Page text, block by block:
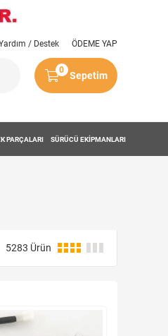
Sepetim
0
/ Destek ÖDEME YAP
PARÇALARI SÜRÜCÜ EKİPMANLARI
5283 Ürün